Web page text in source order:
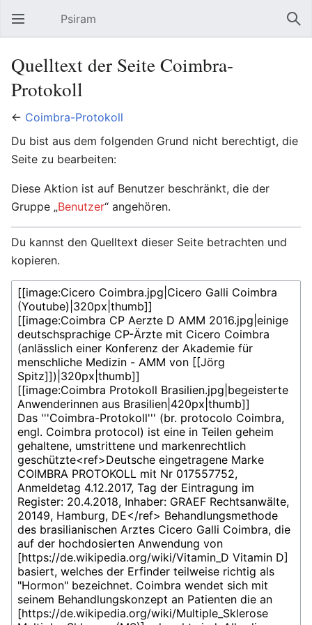
Hauptmenü öffnen Psiram
Quelltext der Seite Coimbra-
Protokoll
← Coimbra-Protokoll
Du bist aus dem folgenden Grund nicht berechtigt, die
Seite zu bearbeiten:
Diese Aktion ist auf Benutzer beschränkt, die der
Gruppe „Benutzer“ angehören.
Du kannst den Quelltext dieser Seite betrachten und
kopieren.